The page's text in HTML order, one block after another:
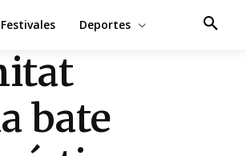
Festivales Deportes
bate